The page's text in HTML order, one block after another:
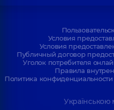
Условия
Условия
Публичный договор
Уголок потребителя
Правила
Политика